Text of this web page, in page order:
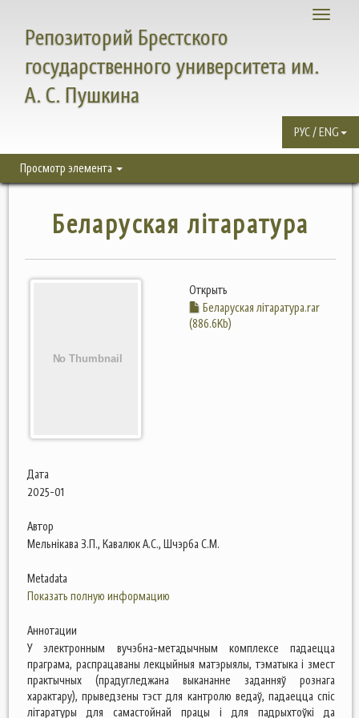
Toggle
Репозиторий Брестского
государственного университета им.
А. С. Пушкина
РУС / ENG
Просмотр элемента
Беларуская літаратура
Открыть
Беларуская літаратура.rar
(886.6Kb)
Дата
2025-01
Автор
Мельнікава З.П., Кавалюк А.С., Шчэрба С.М.
Metadata
Показать полную информацию
Аннотации
У электронным вучэбна-метадычным комплексе падаецца
праграма, распрацаваны лекцыйныя матэрыялы, тэматыка і змест
практычных (прадугледжана выкананне заданняў рознага
характару), прыведзены тэст для кантролю ведаў, падаецца спіс
літаратуры для самастойнай працы і для падрыхтоўкі да